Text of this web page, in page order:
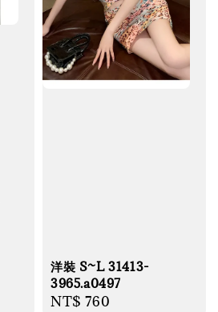
洋裝 S~L 31413-
3965.a0497
Regular
NT$ 760